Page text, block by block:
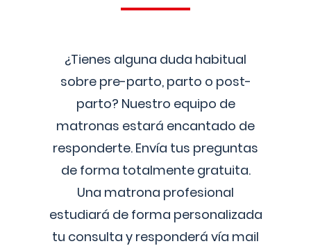
¿Tienes alguna duda habitual
sobre pre-parto, parto o post-
parto? Nuestro equipo de
matronas estará encantado de
responderte. Envía tus preguntas
de forma totalmente gratuita.
Una matrona profesional
estudiará de forma personalizada
tu consulta y responderá vía mail